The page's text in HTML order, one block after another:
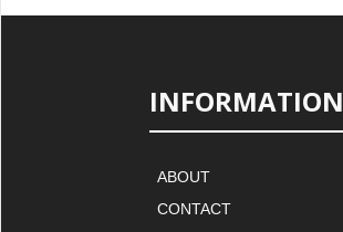
INFORMATION
ABOUT
CONTACT